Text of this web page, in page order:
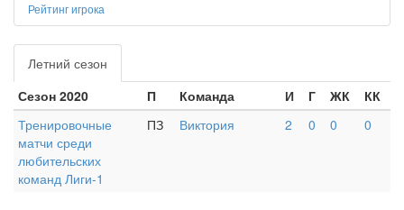
Рейтинг игрока
Летний сезон
Сезон 2020
П Команда И Г ЖК
КК
Тренировочные
матчи среди
любительских
команд Лиги-1
ПЗ Виктория 2 0 0 0